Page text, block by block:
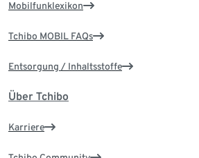
Mobilfunklexikon
Tchibo MOBIL FAQs
Entsorgung / Inhaltsstoffe
Über Tchibo
Karriere